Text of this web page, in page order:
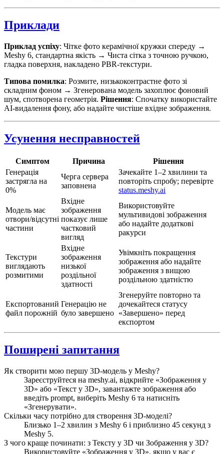
Приклади
Приклад успіху: Чітке фото керамічної кружки спереду →
Meshy 6, стандартна якість → Чиста сітка з точною ручкою,
гладка поверхня, накладено PBR-текстури.
Типова помилка: Розмите, низькоконтрастне фото зі
складним фоном → Згенерована модель захоплює фоновий
шум, спотворена геометрія. Рішення: Спочатку використайте
AI-видалення фону, або надайте чистіше вхідне зображення.
Усунення несправностей
Симптом Причина
Рішення
Генерація
застрягла на
0%
Черга сервера
заповнена
Зачекайте 1–2 хвилини та
повторіть спробу; перевірте
status.meshy.ai
Модель має
отвори/відсутні
частини
Вхідне
зображення
показує лише
частковий
вигляд
Використовуйте
мультивидові зображення
або надайте додаткові
ракурси
Текстури
виглядають
розмитими
Вхідне
зображення
низької
роздільної
здатності
Увімкніть покращення
зображення або надайте
зображення з вищою
роздільною здатністю
Експортований
файл порожній
Генерацію не
було завершено
Згенеруйте повторно та
дочекайтеся статусу
«Завершено» перед
експортом
Поширені запитання
Як створити мою першу 3D-модель у Meshy?
Зареєструйтеся на meshy.ai, відкрийте «Зображення у
3D» або «Текст у 3D», завантажте зображення або
введіть prompt, виберіть Meshy 6 та натисніть
«Згенерувати».
Скільки часу потрібно для створення 3D-моделі?
Близько 1–2 хвилин з Meshy 6 і приблизно 45 секунд з
Meshy 5.
З чого краще починати: з Тексту у 3D чи Зображення у 3D?
Використовуйте «Зображення у 3D», якщо у вас є